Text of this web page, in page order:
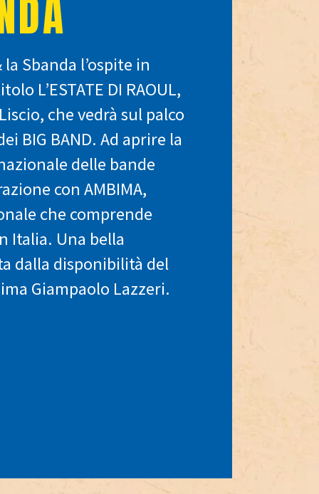
Sbanda l’ospite in
L’ESTATE DI RAOUL,
che vedrà sul palco
BIG BAND. Ad aprire la
delle bande
con AMBIMA,
che comprende
Italia. Una bella
dalla disponibilità del
Giampaolo Lazzeri.